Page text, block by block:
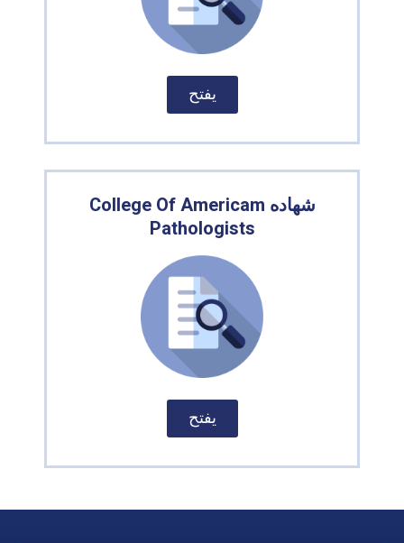
يفتح
شهاده College Of Americam
Pathologists
يفتح